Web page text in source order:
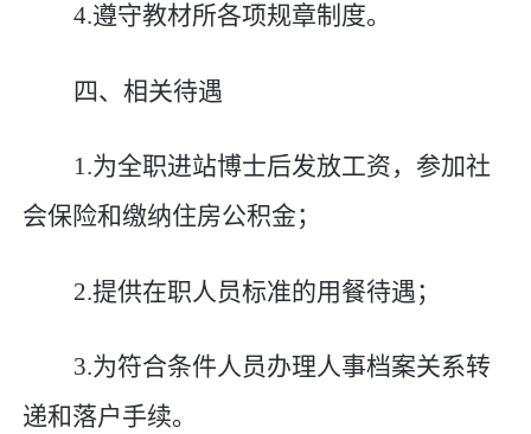
4.遵守教材所各项规章制度。
四、相关待遇
1.为全职进站博士后发放工资，参加社
会保险和缴纳住房公积金；
2.提供在职人员标准的用餐待遇；
3.为符合条件人员办理人事档案关系转
递和落户手续。